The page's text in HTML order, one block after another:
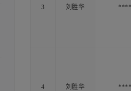
3 刘胜华 ****
4 刘胜华 ****